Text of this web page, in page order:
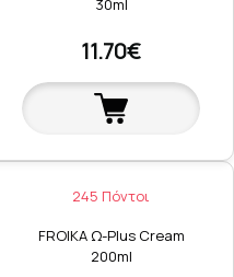
30ml
11.70€
245 Πόντοι
FROIKA Ω-Plus Cream
200ml